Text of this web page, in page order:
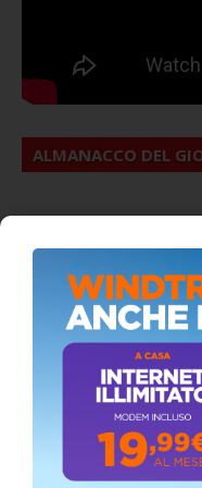
ALMANACCO DEL
Stefano
Scrittori,